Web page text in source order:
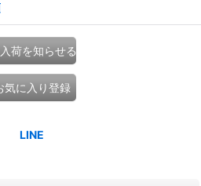
荷を知らせる
気に入り登録